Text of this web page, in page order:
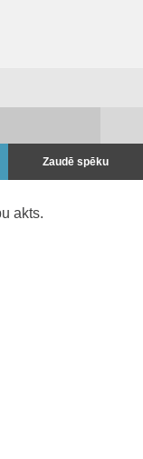
Zaudē spēku
akts.